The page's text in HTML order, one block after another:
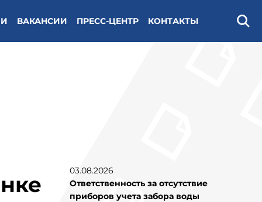
ВАКАНСИИ ПРЕСС-ЦЕНТР КОНТАКТЫ
03.08.2026
Ответственность за отсутствие
приборов учета забора воды